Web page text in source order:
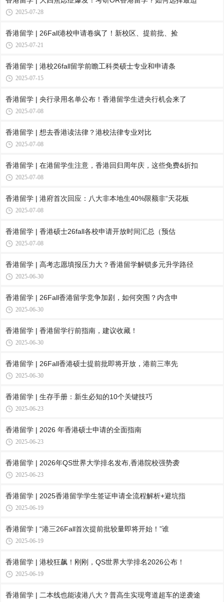
2025-07-28
香港留学 | 26Fall港校申请卷疯了！新校区、提前批、捡
2025-07-21
香港留学 | 港校26fall留学前瞻工科类硕士专业和申请条
2025-07-15
香港留学 | 央行录用名单公布！香港留学生进央行机会来了
2025-07-08
香港留学 | 想去香港读法律？港校法律专业对比
2025-07-08
香港留学 | 在港留学生注意，香港回归周年庆，这些免费&折扣
2025-07-08
香港留学 | 港府首次回应：八大非本地生40%限额非“天花板
2025-07-08
香港留学 | 香港硕士26fall各校申请开放时间汇总（预估
2025-07-08
香港留学 | 高考志愿填报压力大？香港留学解锁多元升学路径
2025-06-30
香港留学 | 26Fall香港留学竞争加剧，如何突围？内含申
2025-06-30
香港留学 | 香港留学行前指南，建议收藏！
2025-06-30
香港留学 | 26Fall香港硕士提前批即将开放，港前三率先
2025-06-30
香港留学 | 生存手册：新生必知的10个关键技巧
2025-06-23
香港留学 | 2026 年香港硕士申请的全面指南
2025-06-23
香港留学 | 2026年QS世界大学排名发布,香港院校强势袭
2025-06-23
香港留学 | 2025香港留学学生签证申请全流程解析+避坑指
2025-06-19
香港留学 | “港三26Fall首次提前批较量即将开始！”谁
2025-06-19
香港留学 | 港校狂飙！刚刚，QS世界大学排名2026公布！
2025-06-19
香港留学 | 二本线也能读港八大？普高生实现弯道超车的逆袭途